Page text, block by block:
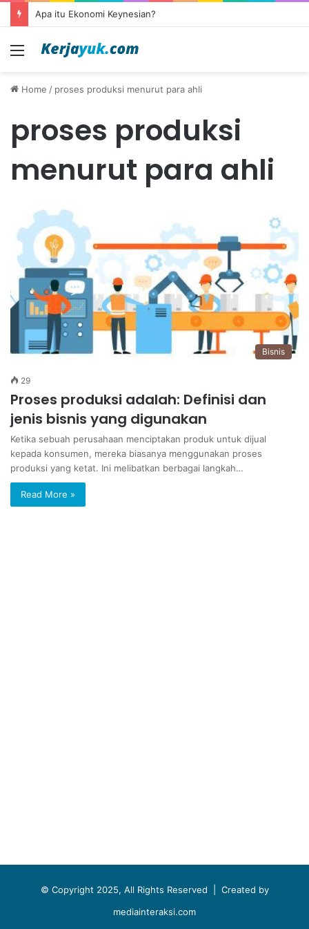
Apa itu Ekonomi Keynesian?
Menu
Home / proses produksi menurut para ahli
proses produksi
menurut para ahli
Bisnis
29
Proses produksi adalah: Definisi dan
jenis bisnis yang digunakan
Ketika sebuah perusahaan menciptakan produk untuk dijual
kepada konsumen, mereka biasanya menggunakan proses
produksi yang ketat. Ini melibatkan berbagai langkah…
Read More »
© Copyright 2025, All Rights Reserved | Created by
mediainteraksi.com